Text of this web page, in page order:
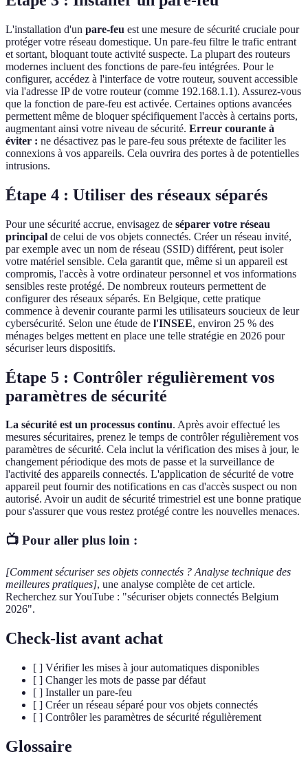
L'installation d'un pare-feu est une mesure de sécurité cruciale pour
protéger votre réseau domestique. Un pare-feu filtre le trafic entrant
et sortant, bloquant toute activité suspecte. La plupart des routeurs
modernes incluent des fonctions de pare-feu intégrées. Pour le
configurer, accédez à l'interface de votre routeur, souvent accessible
via l'adresse IP de votre routeur (comme 192.168.1.1). Assurez-vous
que la fonction de pare-feu est activée. Certaines options avancées
permettent même de bloquer spécifiquement l'accès à certains ports,
augmentant ainsi votre niveau de sécurité. Erreur courante à
éviter : ne désactivez pas le pare-feu sous prétexte de faciliter les
connexions à vos appareils. Cela ouvrira des portes à de potentielles
intrusions.
Étape 4 : Utiliser des réseaux séparés
Pour une sécurité accrue, envisagez de séparer votre réseau
principal de celui de vos objets connectés. Créer un réseau invité,
par exemple avec un nom de réseau (SSID) différent, peut isoler
votre matériel sensible. Cela garantit que, même si un appareil est
compromis, l'accès à votre ordinateur personnel et vos informations
sensibles reste protégé. De nombreux routeurs permettent de
configurer des réseaux séparés. En Belgique, cette pratique
commence à devenir courante parmi les utilisateurs soucieux de leur
cybersécurité. Selon une étude de l'INSEE, environ 25 % des
ménages belges mettent en place une telle stratégie en 2026 pour
sécuriser leurs dispositifs.
Étape 5 : Contrôler régulièrement vos
paramètres de sécurité
La sécurité est un processus continu. Après avoir effectué les
mesures sécuritaires, prenez le temps de contrôler régulièrement vos
paramètres de sécurité. Cela inclut la vérification des mises à jour, le
changement périodique des mots de passe et la surveillance de
l'activité des appareils connectés. L'application de sécurité de votre
appareil peut fournir des notifications en cas d'accès suspect ou non
autorisé. Avoir un audit de sécurité trimestriel est une bonne pratique
pour s'assurer que vous restez protégé contre les nouvelles menaces.
📺 Pour aller plus loin :
[Comment sécuriser ses objets connectés ? Analyse technique des
meilleures pratiques], une analyse complète de cet article.
Recherchez sur YouTube : "sécuriser objets connectés Belgium
2026".
Check-list avant achat
[ ] Vérifier les mises à jour automatiques disponibles
[ ] Changer les mots de passe par défaut
[ ] Installer un pare-feu
[ ] Créer un réseau séparé pour vos objets connectés
[ ] Contrôler les paramètres de sécurité régulièrement
Glossaire